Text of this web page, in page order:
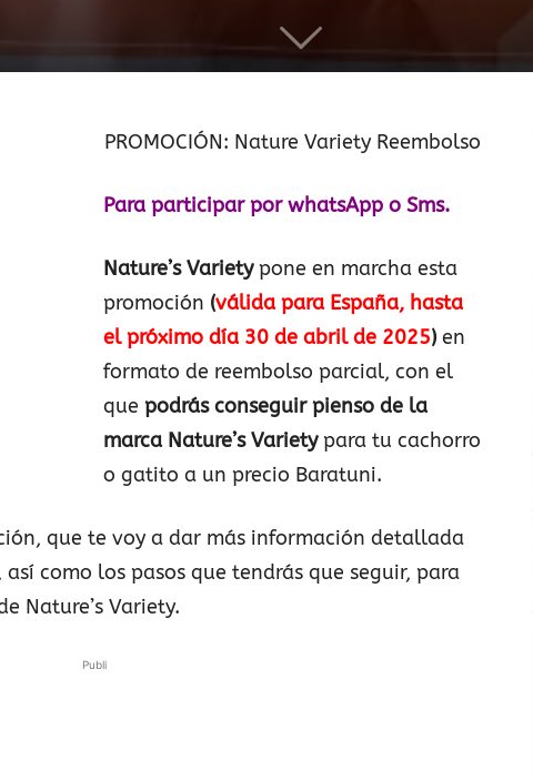
PROMOCIÓN: Nature Variety Reembolso
Para participar por whatsApp o Sms.
Nature’s Varietypone en marcha esta
promoción (válida para España, hasta
el próximo día 30 de abril de 2025) en
formato de reembolso parcial, con el
que podrás conseguir pienso de la
marca Nature’s Varietypara tu cachorro
o gatito a un precio Baratuni.
que te voy a dar más información detallada
como los pasos que tendrás que seguir, para
Nature’s Variety.
Publi